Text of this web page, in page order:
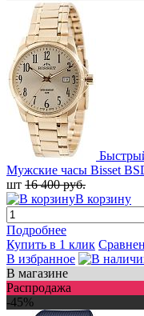
Мужские часы Bisset
шт 16 400 руб.
В корзину
Подробнее
Купить в 1 клик
В избранное
В магазине
Распродажа
-45%